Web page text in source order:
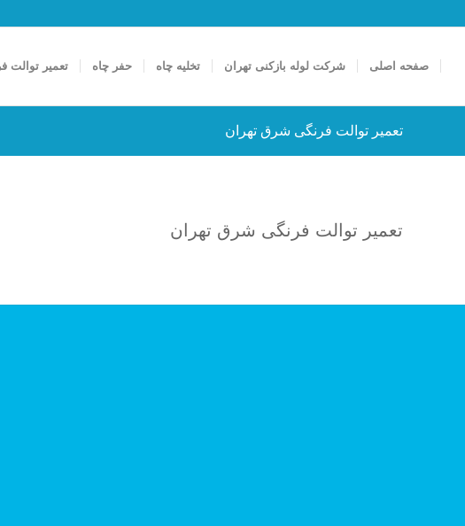
صفحه اصلی شرکت لوله بازکنی تهران تخلیه چاه حفر چاه تعمیر توالت
تعمیر توالت فرنگی شرق تهران
تعمیر توالت فرنگی شرق تهران